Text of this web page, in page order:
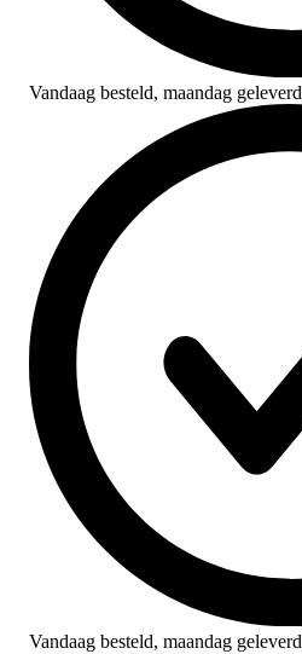
Vandaag besteld, maandag geleverd
Vandaag besteld, maandag geleverd